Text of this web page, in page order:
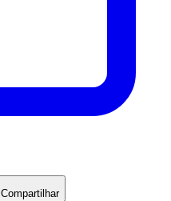
Compartilhar